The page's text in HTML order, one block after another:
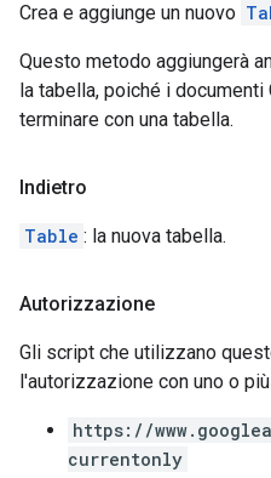
Crea e aggiunge un nuovo
Questo metodo aggiungerà
la tabella, poiché i
terminare con una tabella.
Indietro
Table : la nuova tabella.
Autorizzazione
Gli script che utilizzano
l'autorizzazione con uno o
https://
currentonly